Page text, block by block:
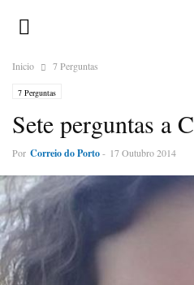
Inicio 7 Perguntas
7 Perguntas
Sete perguntas a
Por Correio do Porto- 17 Outubro 2014